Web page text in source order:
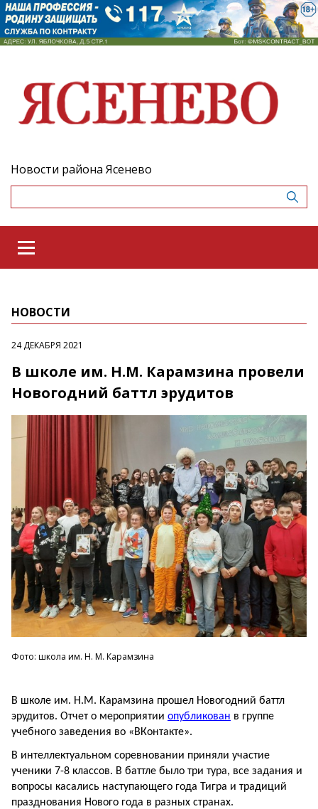
Новости района Ясенево
НОВОСТИ
24 ДЕКАБРЯ 2021
В школе им. Н.М. Карамзина провели
Новогодний баттл эрудитов
Фото: школа им. Н. М. Карамзина
В школе им. Н.М. Карамзина прошел Новогодний баттл
эрудитов. Отчет о мероприятии опубликован в группе
учебного заведения во «ВКонтакте».
В интеллектуальном соревновании приняли участие
ученики 7-8 классов. В баттле было три тура, все задания и
вопросы касались наступающего года Тигра и традиций
празднования Нового года в разных странах.